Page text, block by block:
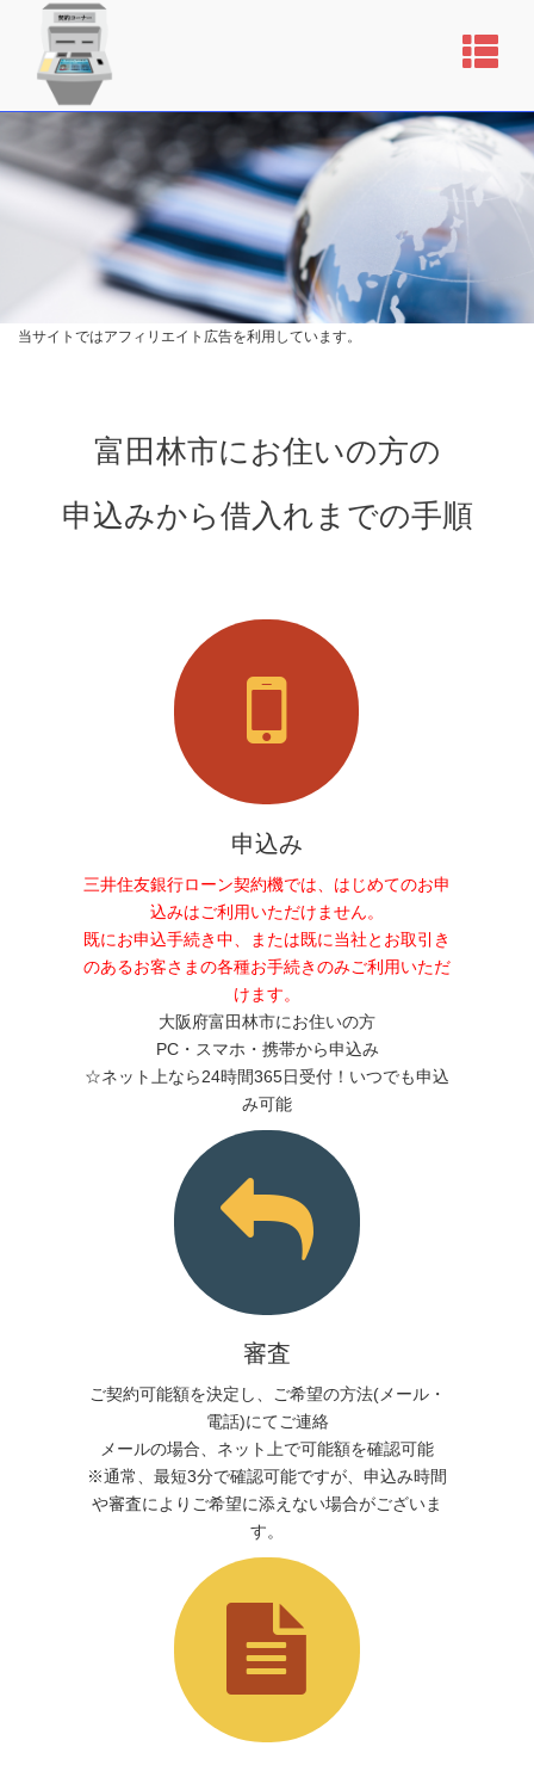
当サイトではアフィリエイト広告を利用しています。
富田林市にお住いの方の
申込みから借入れまでの手順
申込み
三井住友銀行ローン契約機では、はじめてのお申
込みはご利用いただけません。
既にお申込手続き中、または既に当社とお取引き
のあるお客さまの各種お手続きのみご利用いただ
けます。
大阪府富田林市にお住いの方
PC・スマホ・携帯から申込み
☆ネット上なら24時間365日受付！いつでも申込
み可能
審査
ご契約可能額を決定し、ご希望の方法(メール・
電話)にてご連絡
メールの場合、ネット上で可能額を確認可能
※通常、最短3分で確認可能ですが、申込み時間
や審査によりご希望に添えない場合がございま
す。